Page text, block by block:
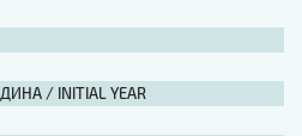
/ INITIAL YEAR